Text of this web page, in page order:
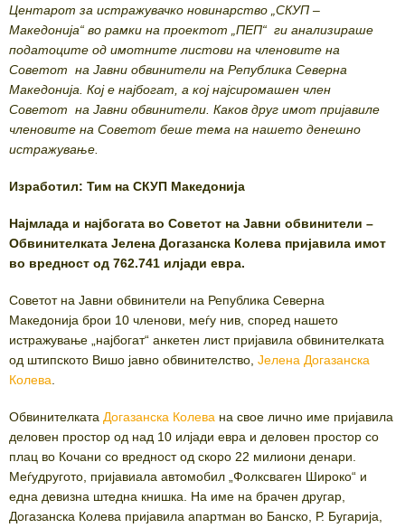
Центарот за истражувачко новинарство „СКУП –
Македонија“ во рамки на проектот „ПЕП“ ги анализираше
податоците од имотните листови на членовите на
Советот на Јавни обвинители на Република Северна
Македонија. Кој е најбогат, а кој најсиромашен член
Советот на Јавни обвинители. Каков друг имот пријавиле
членовите на Советот беше тема на нашето денешно
истражување.
Изработил: Тим на СКУП Македонија
Најмлада и најбогата во Советот на Јавни обвинители –
Обвинителката Јелена Догазанска Колева пријавила имот
во вредност од 762.741 илјади евра.
Советот на Јавни обвинители на Република Северна
Македонија брои 10 членови, меѓу нив, според нашето
истражување „најбогат“ анкетен лист пријавила обвинителката
од штипското Вишо јавно обвинителство, Јелена Догазанска
Колева
Обвинителката Догазанска Колева на свое лично име пријавила
деловен простор од над 10 илјади евра и деловен простор со
плац во Кочани со вредност од скоро 22 милиони денари.
Меѓудругото, пријавиала автомобил „Фолксваген Широко“ и
една девизна штедна книшка. На име на брачен другар,
Догазанска Колева пријавила апартман во Банско, Р. Бугарија,